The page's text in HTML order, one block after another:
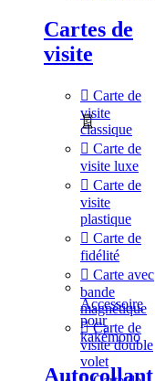
Cartes de
visite
Carte de
visite
classique
Carte de
visite luxe
Carte de
visite
plastique
Carte de
fidélité
Carte avec
bande
magnétique
Carte de
visite double
volet
Accessoire
pour
kakémono
Autocollant